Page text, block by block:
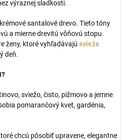
výraznej sladkosti.
santalové drevo. Tieto tóny
a mierne drevitú vôňovú stopu.
ženy, ktoré vyhľadávajú svieže
deň.
sviežo, čisto, pižmovo a jemne
pomarančový kvet, gardénia,
chcú pôsobiť upravene, elegantne